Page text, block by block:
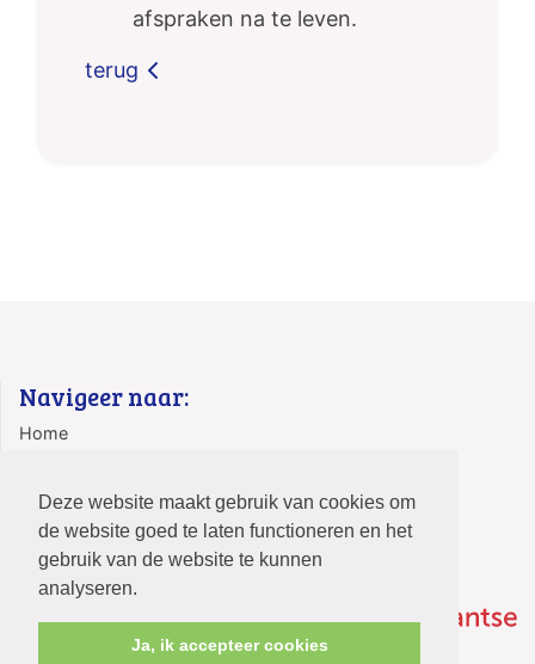
Deze website maakt gebruik van cookies om
de website goed te laten functioneren en het
gebruik van de website te kunnen
analyseren.
Ja, ik accepteer cookies
afspraken na te leven.
terug
Navigeer naar:
Home